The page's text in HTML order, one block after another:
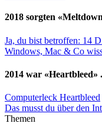
2018 sorgten
Ja, du bist betroffen: 14
Windows, Mac & Co
2014 war «Heartbleed»
Computerleck Heartbleed
Das musst du über den
Themen